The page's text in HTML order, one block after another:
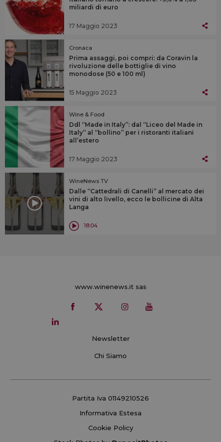
miliardi di euro
17 Maggio 2023
Cronaca
Prima assaggi, poi compri: da Coravin la
rivoluzione delle bottiglie di vino
monodose (50 e 100 ml)
15 Maggio 2023
Wine & Food
Ddl “Made in Italy”: dal “Liceo del Made in
Italy” al “bollino” per i ristoranti italiani
all’estero
17 Maggio 2023
WineNews TV
Dalle “Cattedrali di Canelli” al mercato dei
vini di alto livello, ecco le bollicine di Alta
Langa
18:04
www.winenews.it sas
Newsletter
Chi Siamo
Partita Iva 01149210526
Informativa Estesa
Cookie Policy